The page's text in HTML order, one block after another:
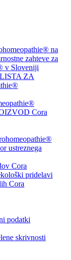
na
zahteve za
v Sloveniji
ZA
Cora
ustreznega
Cora
pridelavi
Cora
podatki
skrivnosti